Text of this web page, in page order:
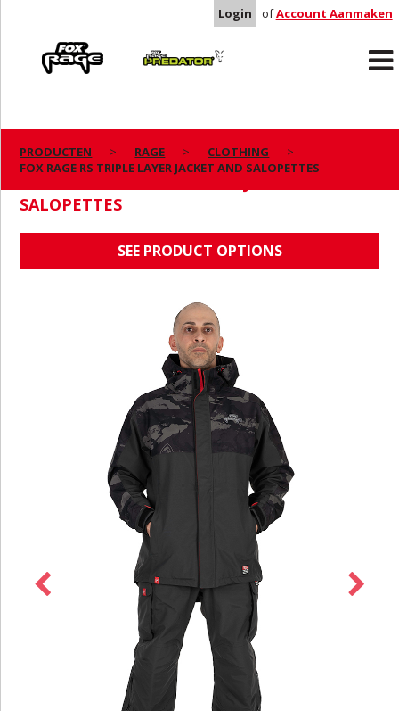
Login ofAccount Aanmaken
Predator
PRODUCTEN RAGE
CLOTHING
FOX RAGE RS TRIPLE LAYER JACKET AND SALOPETTES
SALOPETTES
SEE PRODUCT OPTIONS